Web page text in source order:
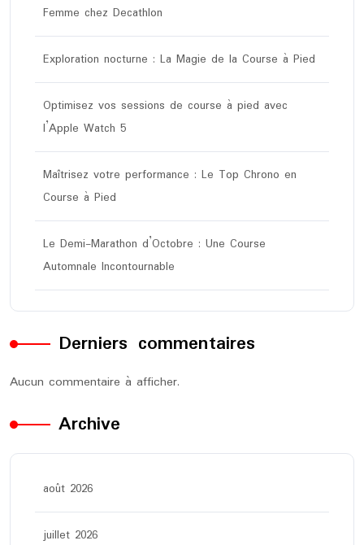
Femme chez Decathlon
Exploration nocturne : La Magie de la Course à Pied
Optimisez vos sessions de course à pied avec
l’Apple Watch 5
Maîtrisez votre performance : Le Top Chrono en
Course à Pied
Le Demi-Marathon d’Octobre : Une Course
Automnale Incontournable
Derniers commentaires
Aucun commentaire à afficher.
Archive
août 2026
juillet 2026